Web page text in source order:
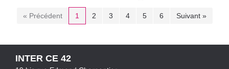
« Précédent 1 2 3 4 5 6 Suivant »
INTER CE 42